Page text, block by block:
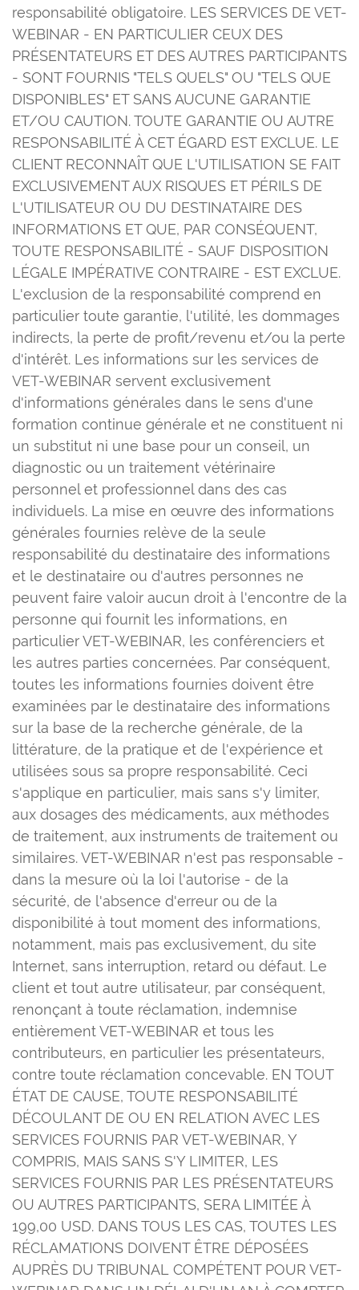
responsabilité obligatoire. LES SERVICES DE VET-
WEBINAR - EN PARTICULIER CEUX DES
PRÉSENTATEURS ET DES AUTRES PARTICIPANTS
- SONT FOURNIS "TELS QUELS" OU "TELS QUE
DISPONIBLES" ET SANS AUCUNE GARANTIE
ET/OU CAUTION. TOUTE GARANTIE OU AUTRE
RESPONSABILITÉ À CET ÉGARD EST EXCLUE. LE
CLIENT RECONNAÎT QUE L'UTILISATION SE FAIT
EXCLUSIVEMENT AUX RISQUES ET PÉRILS DE
L'UTILISATEUR OU DU DESTINATAIRE DES
INFORMATIONS ET QUE, PAR CONSÉQUENT,
TOUTE RESPONSABILITÉ - SAUF DISPOSITION
LÉGALE IMPÉRATIVE CONTRAIRE - EST EXCLUE.
L'exclusion de la responsabilité comprend en
particulier toute garantie, l'utilité, les dommages
indirects, la perte de profit/revenu et/ou la perte
d'intérêt. Les informations sur les services de
VET-WEBINAR servent exclusivement
d'informations générales dans le sens d'une
formation continue générale et ne constituent ni
un substitut ni une base pour un conseil, un
diagnostic ou un traitement vétérinaire
personnel et professionnel dans des cas
individuels. La mise en œuvre des informations
générales fournies relève de la seule
responsabilité du destinataire des informations
et le destinataire ou d'autres personnes ne
peuvent faire valoir aucun droit à l'encontre de la
personne qui fournit les informations, en
particulier VET-WEBINAR, les conférenciers et
les autres parties concernées. Par conséquent,
toutes les informations fournies doivent être
examinées par le destinataire des informations
sur la base de la recherche générale, de la
littérature, de la pratique et de l'expérience et
utilisées sous sa propre responsabilité. Ceci
s'applique en particulier, mais sans s'y limiter,
aux dosages des médicaments, aux méthodes
de traitement, aux instruments de traitement ou
similaires. VET-WEBINAR n'est pas responsable -
dans la mesure où la loi l'autorise - de la
sécurité, de l'absence d'erreur ou de la
disponibilité à tout moment des informations,
notamment, mais pas exclusivement, du site
Internet, sans interruption, retard ou défaut. Le
client et tout autre utilisateur, par conséquent,
renonçant à toute réclamation, indemnise
entièrement VET-WEBINAR et tous les
contributeurs, en particulier les présentateurs,
contre toute réclamation concevable. EN TOUT
ÉTAT DE CAUSE, TOUTE RESPONSABILITÉ
DÉCOULANT DE OU EN RELATION AVEC LES
SERVICES FOURNIS PAR VET-WEBINAR, Y
COMPRIS, MAIS SANS S'Y LIMITER, LES
SERVICES FOURNIS PAR LES PRÉSENTATEURS
OU AUTRES PARTICIPANTS, SERA LIMITÉE À
199,00 USD. DANS TOUS LES CAS, TOUTES LES
RÉCLAMATIONS DOIVENT ÊTRE DÉPOSÉES
AUPRÈS DU TRIBUNAL COMPÉTENT POUR VET-